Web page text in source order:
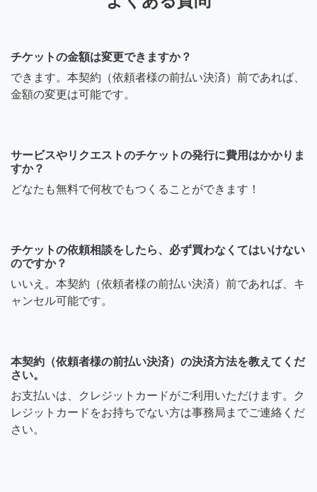
チケットの金額は変更できますか？
できます。本契約（依頼者様の前払い決済）前であれば、
金額の変更は可能です。
サービスやリクエストのチケットの発行に費用はかかりま
すか？
どなたも無料で何枚でもつくることができます！
チケットの依頼相談をしたら、必ず買わなくてはいけない
のですか？
いいえ。本契約（依頼者様の前払い決済）前であれば、キ
ャンセル可能です。
本契約（依頼者様の前払い決済）の決済方法を教えてくだ
さい。
お支払いは、クレジットカードがご利用いただけます。ク
レジットカードをお持ちでない方は事務局までご連絡くだ
さい。